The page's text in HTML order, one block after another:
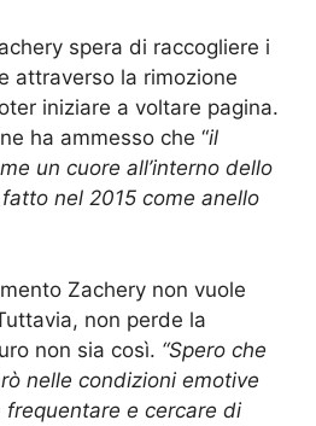
spera di raccogliere i
attraverso la rimozione
iniziare a voltare pagina.
ha ammesso che “il
un cuore all’interno dello
nel 2015 come anello
Zachery non vuole
non perde la
non sia così. “Spero che
nelle condizioni emotive
e cercare di